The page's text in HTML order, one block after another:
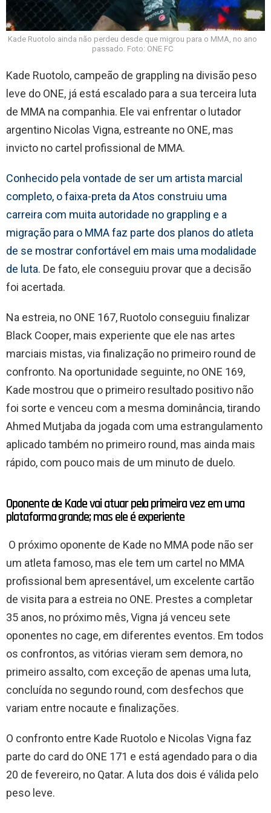
Kade Ruotolo ainda não perdeu desde que migrou para o MMA, no ano
passado. Foto: ONE FC
Kade Ruotolo, campeão de grappling na divisão peso
leve do ONE, já está escalado para a sua terceira luta
de MMA na companhia. Ele vai enfrentar o lutador
argentino Nicolas Vigna, estreante no ONE, mas
invicto no cartel profissional de MMA.
Conhecido pela vontade de ser um artista marcial
completo, o faixa-preta da Atos construiu uma
carreira com muita autoridade no grappling e a
migração para o MMA faz parte dos planos do atleta
de se mostrar confortável em mais uma modalidade
de luta. De fato, ele conseguiu provar que a decisão
foi acertada.
Na estreia, no ONE 167, Ruotolo conseguiu finalizar
Black Cooper, mais experiente que ele nas artes
marciais mistas, via finalização no primeiro round de
confronto. Na oportunidade seguinte, no ONE 169,
Kade mostrou que o primeiro resultado positivo não
foi sorte e venceu com a mesma dominância, tirando
Ahmed Mutjaba da jogada com uma estrangulamento
aplicado também no primeiro round, mas ainda mais
rápido, com pouco mais de um minuto de duelo.
Oponente de Kade vai atuar pela primeira vez em uma
plataforma grande; mas ele é experiente
O próximo oponente de Kade no MMA pode não ser
um atleta famoso, mas ele tem um cartel no MMA
profissional bem apresentável, um excelente cartão
de visita para a estreia no ONE. Prestes a completar
35 anos, no próximo mês, Vigna já venceu sete
oponentes no cage, em diferentes eventos. Em todos
os confrontos, as vitórias vieram sem demora, no
primeiro assalto, com exceção de apenas uma luta,
concluída no segundo round, com desfechos que
variam entre nocaute e finalizações.
O confronto entre Kade Ruotolo e Nicolas Vigna faz
parte do card do ONE 171 e está agendado para o dia
20 de fevereiro, no Qatar. A luta dos dois é válida pelo
peso leve.